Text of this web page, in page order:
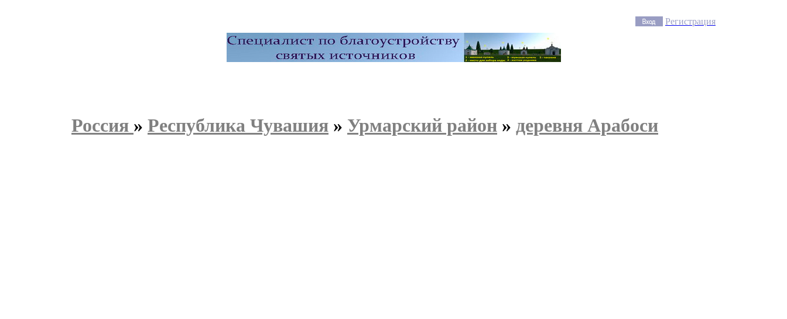
Регистрация
Россия » Республика Чувашия » Урмарский район » деревня Арабоси